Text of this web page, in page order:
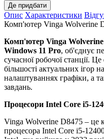
Де придбати
Опис Характеристики
Комп'ютер Vinga Wolverine
Комп'ютер Vinga Wolverine
Windows 11 Pro, об'єднує
сучасної робочої станції.
більшості актуальних ігор
налаштуваннях графіки, а
завдань.
Процесори Intel Core i5-
Vinga Wolverine D8475 – це
процесора Intel Core i5-